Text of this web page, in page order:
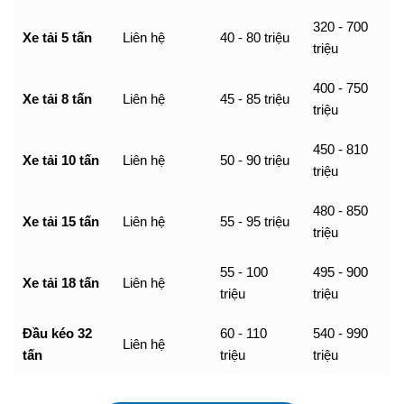
Xe tải 5 tấn Liên hệ 40 - 80 triệu
320 - 700
triệu
Xe tải 8 tấn Liên hệ 45 - 85 triệu
400 - 750
triệu
Xe tải 10 tấn Liên hệ 50 - 90 triệu
450 - 810
triệu
Xe tải 15 tấn Liên hệ 55 - 95 triệu
480 - 850
triệu
Xe tải 18 tấn Liên hệ
55 - 100
triệu
495 - 900
triệu
Đầu kéo 32
tấn
Liên hệ
60 - 110
triệu
540 - 990
triệu